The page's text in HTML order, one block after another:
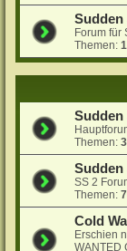
Forum für
Themen:
Sudden
Themen:
SS 2
Themen:
Cold
Erschien
WANTED